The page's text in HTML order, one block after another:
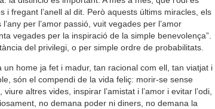
i fregant l’anell al dit. Però aquests últims miracles, els
per l’amor passió, vuit vegades per l’amor
vegades per la inspiració de la simple benevolença”.
del privilegi, o per simple ordre de probabilitats.
home ja fet i madur, tan racional com ell, tan viatjat i
són el compendi de la vida feliç: morir-se sense
altres vides, inspirar l’amistat i l’amor i evitar l’odi,
no demana poder ni diners, no demana la